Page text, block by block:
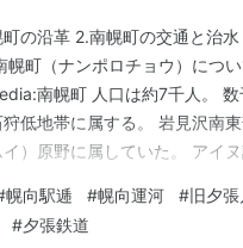
町の沿革 2.南幌町の交通と治
幌町（ナンポロチョウ）につ
南幌町 人口は約7千人。 数
低地帯に属する。 岩見沢南
）原野に属していた。 アイ
ロモイ）が語源とされる。 明
年、新潟から現在の江別太付
幌向駅逓 #幌向運河 #旧夕張
#夕張鉄道